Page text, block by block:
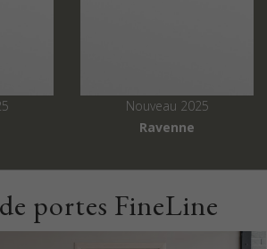
Nouveau 2025
Ravenne
portes FineLine